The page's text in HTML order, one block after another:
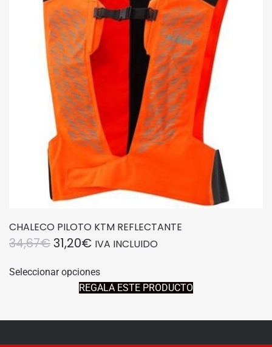
se
pueden
en
producto
CHALECO PILOTO KTM REFLECTANTE
34,67€EL
ORIGINAL
31,20€EL
ACTUAL
ES:
IVA INCLUIDO
Seleccionar opcionesproducto
tiene
variantes.
REGALA ESTE PRODUCTO